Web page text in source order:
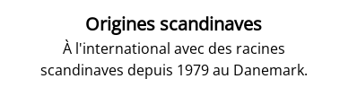
Origines scandinaves
À l'international avec des racines
scandinaves depuis 1979 au Danemark.